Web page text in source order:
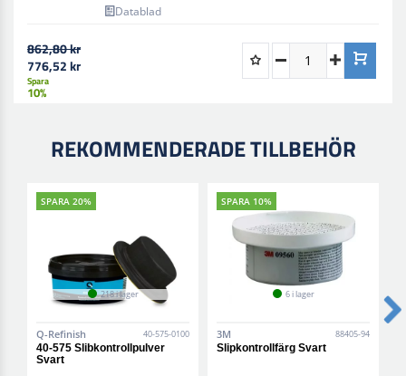
Datablad
862,80 kr
776,52 kr
Spara
10%
REKOMMENDERADE TILLBEHÖR
SPARA 20%
218 i lager
Q-Refinish 40-575-0100
40-575 Slibkontrollpulver
Svart
SPARA 10%
6 i lager
3M 88405-94
Slipkontrollfärg Svart